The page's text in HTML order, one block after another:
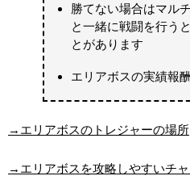
勝てない場合はマル
と一緒に戦闘を行う
とがあります
エリアボスの実績報
→エリアボスのトレジャーの場所
→エリアボスを攻略しやすいチ